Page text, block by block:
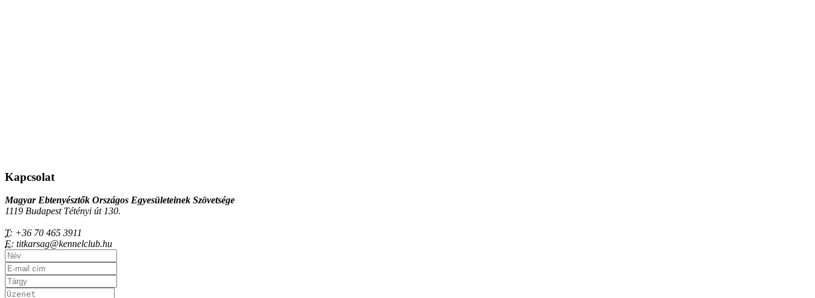
Kapcsolat
Magyar Ebtenyésztők Országos Egyesületeinek Szövetsége
1119 Budapest Tétényi út 130.
T: +36 70 465 3911
E: titkarsag@kennelclub.hu